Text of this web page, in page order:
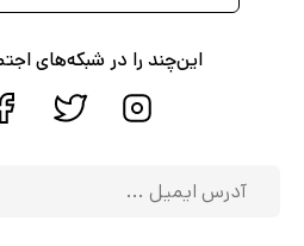
این‌چند را در شبکه‌های